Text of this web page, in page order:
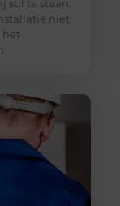
stil te staan.
niet
het